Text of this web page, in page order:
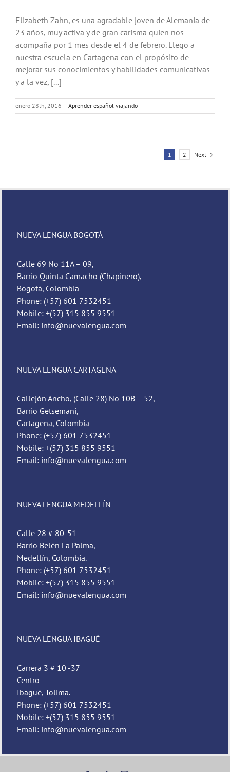
Elizabeth Zahn, es una agradable joven de Alemania de
23 años, muy activa y de gran carisma quien nos
acompaña por 1 mes desde el 4 de febrero. Llego a
nuestra escuela en Cartagena con el propósito de
mejorar sus conocimientos y habilidades comunicativas
y a la vez, [...]
enero 28th, 2016 | Aprender español viajando
1 2 Next
NUEVA LENGUA BOGOTÁ
Calle 69 No 11A – 09,
Barrio Quinta Camacho (Chapinero),
Bogotá, Colombia
Phone: (+57) 601 7532451
Mobile: +(57) 315 855 9551
Email: info@nuevalengua.com
NUEVA LENGUA CARTAGENA
Callejón Ancho, (Calle 28) No 10B – 52,
Barrio Getsemaní,
Cartagena, Colombia
Phone: (+57) 601 7532451
Mobile: +(57) 315 855 9551
Email: info@nuevalengua.com
NUEVA LENGUA MEDELLÍN
Calle 28 # 80-51
Barrio Belén La Palma,
Medellín, Colombia.
Phone: (+57) 601 7532451
Mobile: +(57) 315 855 9551
Email: info@nuevalengua.com
NUEVA LENGUA IBAGUÉ
Carrera 3 # 10 -37
Centro
Ibagué, Tolima.
Phone: (+57) 601 7532451
Mobile: +(57) 315 855 9551
Email: info@nuevalengua.com